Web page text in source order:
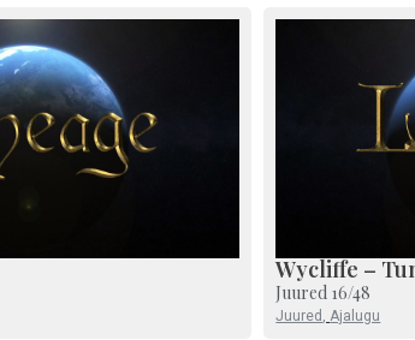
Wycliffe –
Juured 16/48
Juured Ajalugu